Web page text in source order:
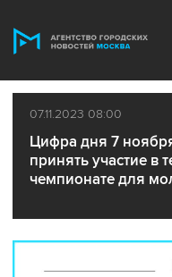
07.11.2023 08:00
Цифра дня 7
принять участие в
чемпионате для